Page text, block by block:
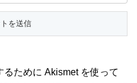
ために Akismet を使って